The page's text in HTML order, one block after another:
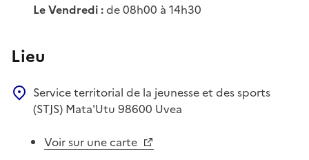
Le Vendredi :de 08h00 à 14h30
Lieu
Service territorial de la jeunesse et des sports
(STJS) Mata'Utu 98600 Uvea
Voir sur une carte